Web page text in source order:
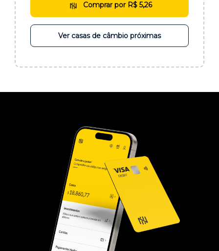
Comprar por R$ 5,26
Ver casas de câmbio próximas